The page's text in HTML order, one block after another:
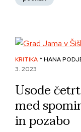
KRITIKA * HANA
3. 2023
Usode
med
in pozabo